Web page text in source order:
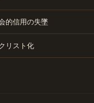
的信用の失墜
リスト化